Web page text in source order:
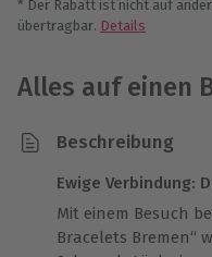
* Der Rabatt ist nicht auf
übertragbar. Details
Alles auf einen
Beschreibung
Ewige Verbindung:
Mit einem Besuch
Bracelets Bremen“